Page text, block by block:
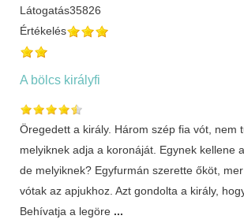
Látogatás35826
Értékelés
A bölcs királyfi
Öregedett a király. Három szép fia vót, nem
melyiknek adja a koronáját. Egynek kellene
de melyiknek? Egyfurmán szerette őköt,
vótak az apjukhoz. Azt gondolta a király,
Behívatja a legöre ...